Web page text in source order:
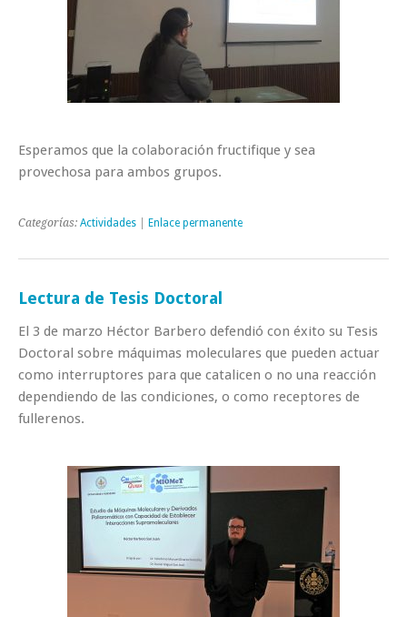
Esperamos que la colaboración fructifique y sea
provechosa para ambos grupos.
Categorías: Actividades Enlace permanente
Lectura de Tesis Doctoral
El 3 de marzo Héctor Barbero defendió con éxito su Tesis
Doctoral sobre máquimas moleculares que pueden actuar
como interruptores para que catalicen o no una reacción
dependiendo de las condiciones, o como receptores de
fullerenos.